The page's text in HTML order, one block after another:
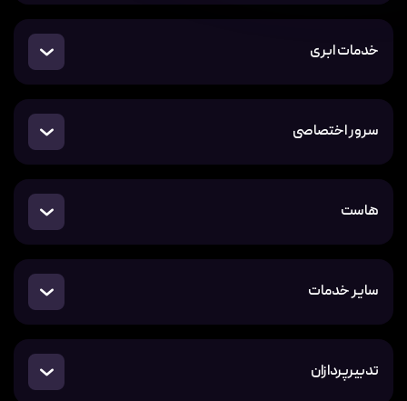
خدمات ابری
سرور اختصاصی
هاست
سایر خدمات
تدبیرپردازان